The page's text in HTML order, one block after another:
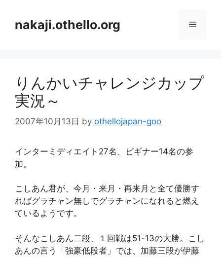
nakaji.othello.org メ
ュ
りんかいチャレンジカップ
実況～
2007年10月13日 by othellojapan-goo
インターミディエイト27名、ビギナー14名の参
加。
こしあん君が、今月・来月・再来月と全て優勝す
ればグラチャン無しでグラチャンになれると燃え
ているようです。
そんなこしあん二段、１回戦は51-13の大勝。こし
あんの言う「強豪低段者」では、加藤三段が伊藤